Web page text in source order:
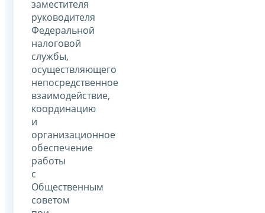
заместителя
руководителя
Федеральной
налоговой
службы,
осуществляющего
непосредственное
взаимодействие,
координацию
и
организационное
обеспечение
работы
с
Общественным
советом